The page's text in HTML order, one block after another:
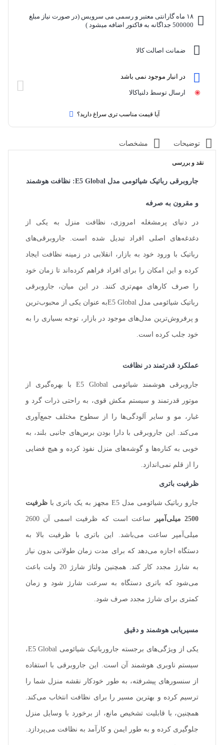
۱۸ ماه گارانتی معتبر و رسمی می سرویس (در صورت نیاز مبلغ
500000 جداگانه به فاکتور اضافه میشود )
ضمانت اصالت کالا
در انبار موجود نمی باشد
ارسال توسط دلنیاکالا
آیا قیمت مناسب تری سراغ دارید؟
توضیحات مشخصات
نقد و بررسی
جاروبرقی رباتیک شیائومی مدل E5 Global: نظافت هوشمند
و مقرون به صرفه
در دنیای پرمشغله امروزی، نظافت منزل به یکی از
دغدغه‌های اصلی افراد تبدیل شده است. جاروبرقی‌های
رباتیک با ورود خود به بازار، انقلابی در زمینه نظافت ایجاد
کرده و این امکان را برای افراد فراهم کرده‌اند تا زمان خود
را صرف کارهای مهم‌تری کنند. در این میان، جاروبرقی
رباتیک شیائومی مدل E5 Globalبه عنوان یکی از محبوب‌ترین
و پرفروش‌ترین مدل‌های موجود در بازار، توجه بسیاری را به
خود جلب کرده است.
عملکرد قدرتمند در نظافت
جاروبرقی هوشمند شیائومی E5 Global با بهره‌گیری از
موتور قدرتمند و سیستم مکش قوی، به راحتی ذرات گرد و
غبار، مو و سایر آلودگی‌ها را از سطوح مختلف جمع‌آوری
می‌کند. این جاروبرقی با دارا بودن برس‌های جانبی بلند، به
خوبی به کناره‌ها و گوشه‌های منزل نفوذ کرده و هیچ فضایی
را از قلم نمی‌اندازد.
ظرفیت باتری
جارو رباتیک شیائومی مدل E5 مجهز به یک باتری با ظرفیت
2500 میلی‌آمپر ساعت است که ظرفیت اسمی آن 2600
میلی‌آمپر ساعت می‌باشد. این باتری با ظرفیت بالا به
دستگاه اجازه می‌دهد که برای مدت زمان طولانی بدون نیاز
به شارژ مجدد کار کند. همچنین ولتاژ شارژ 20 ولت باعث
می‌شود که باتری دستگاه به سرعت شارژ شود و زمان
کمتری برای شارژ مجدد صرف شود.
مسیریابی هوشمند و دقیق
یکی از ویژگی‌های برجسته جارورباتیک شیائومی E5 Global،
سیستم ناوبری هوشمند آن است. این جاروبرقی با استفاده
از سنسورهای پیشرفته، به طور خودکار نقشه منزل شما را
ترسیم کرده و بهترین مسیر را برای نظافت انتخاب می‌کند.
همچنین، با قابلیت تشخیص مانع، از برخورد با وسایل منزل
جلوگیری کرده و به طور ایمن و کارآمد به نظافت می‌پردازد.